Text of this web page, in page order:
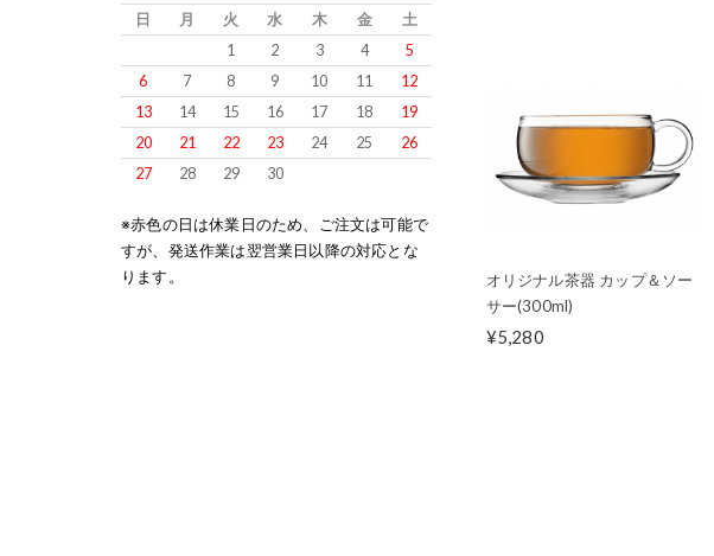
オリジナル茶器 カップ＆ソー
サー(300ml)
¥5,280
日 月 火 水 木 金
土
1
2 3 4
5
6
7 8 9 10 11
12
13
14 15 16 17 18
19
20
21 22 23 24 25
26
27
28 29 30
※赤色の日は休業日のため、ご注文は可能で
すが、発送作業は翌営業日以降の対応とな
ります。